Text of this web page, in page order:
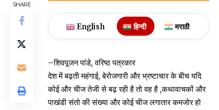
SHARE
English हिन्दी मराठी
–शिवपूजन पांडे, वरिष्ठ पत्रकार
देश में बढ़ती महंगाई, बेरोजगारी और भ्रष्टाचार के बीच यदि
कोई और चीज तेजी से बढ़ रही है तो वह है ,कथावाचकों और
पाखंडी संतो की संख्या और कोई चीज लगातार कमजोर हो